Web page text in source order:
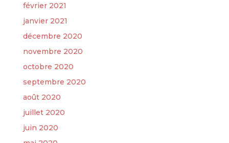
février 2021
janvier 2021
décembre 2020
novembre 2020
octobre 2020
septembre 2020
août 2020
juillet 2020
juin 2020